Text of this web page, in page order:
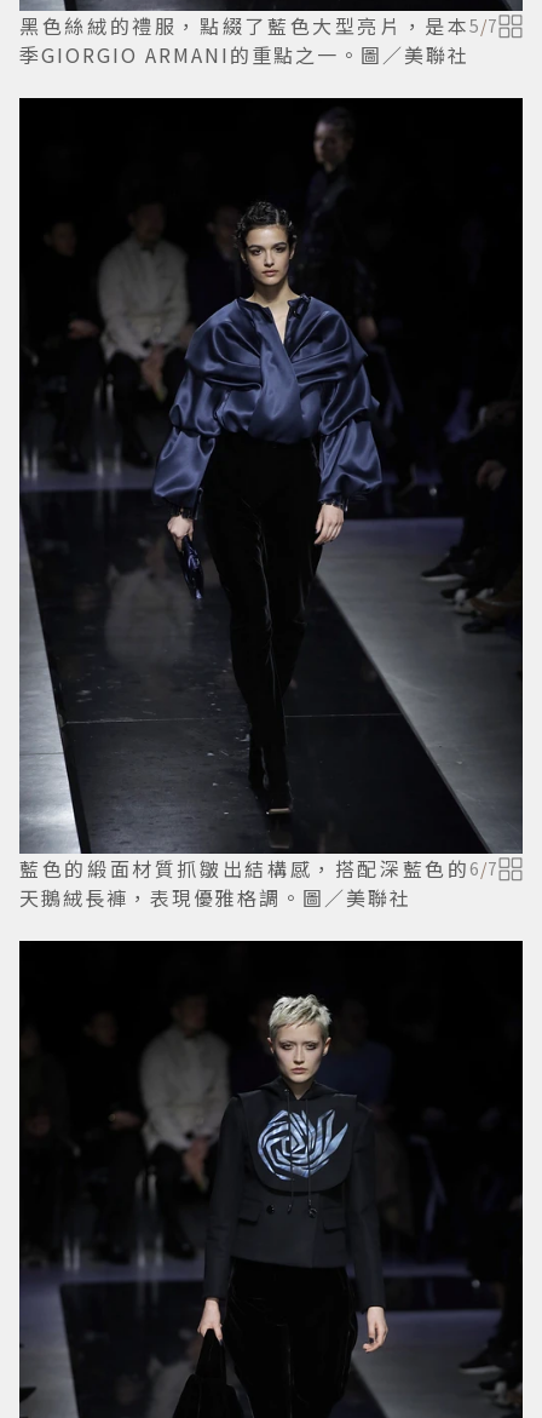
黑色絲絨的禮服，點綴了藍色大型亮片，是本
季GIORGIO ARMANI的重點之一。圖／美聯社
5/7
藍色的緞面材質抓皺出結構感，搭配深藍色的
天鵝絨長褲，表現優雅格調。圖／美聯社
6/7